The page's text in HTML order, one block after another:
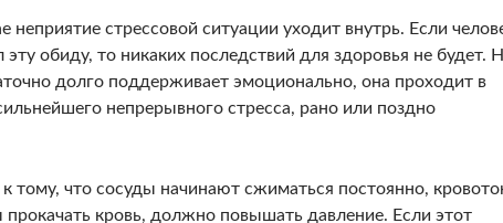
неприятие стрессовой ситуации уходит внутрь. Если
обиду, то никаких последствий для здоровья не будет.
долго поддерживает эмоционально, она проходит в
непрерывного стресса, рано или поздно
тому, что сосуды начинают сжиматься постоянно,
прокачать кровь, должно повышать давление. Если этот